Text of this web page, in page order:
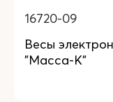
16720-09
Весы
"Масса-К"